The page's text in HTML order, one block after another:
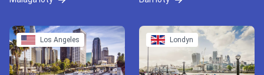
Los Angeles Londyn